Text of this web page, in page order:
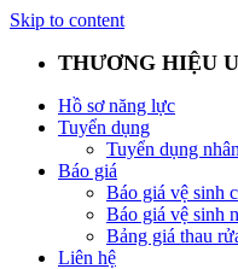
Skip to content
THƯƠNG HIỆU
Hồ sơ năng lực
Tuyển dụng
Tuyển dụng
Báo giá
Báo giá vệ sinh
Báo giá vệ sinh
Bảng giá thau
Liên hệ